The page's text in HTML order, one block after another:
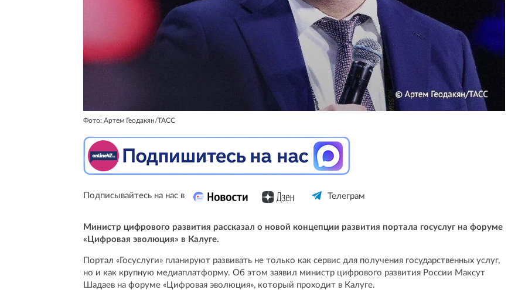
Фото: Артем Геодакян/ТАСС
Подписывайтесь на нас в Телеграм
Министр цифрового развития рассказал о новой концепции развития портала госуслуг на форуме
«Цифровая эволюция» в Калуге.
Портал «Госуслуги» планируют развивать не только как сервис для получения государственных услуг,
но и как крупную медиаплатформу. Об этом заявил министр цифрового развития России Максут
Шадаев на форуме «Цифровая эволюция», который проходит в Калуге.